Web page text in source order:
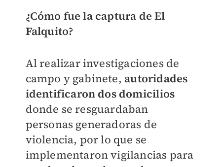
¿Cómo fue la captura de El
Falquito?
Al realizar investigaciones de
campo y gabinete, autoridades
identificaron dos domicilios
donde se resguardaban
personas generadoras de
violencia, por lo que se
implementaron vigilancias para